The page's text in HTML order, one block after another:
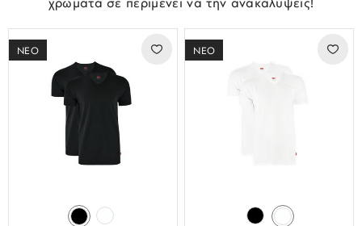
χρώματα σε περιμένει να την ανακαλύψεις!
ΝΕΟ ΝΕΟ